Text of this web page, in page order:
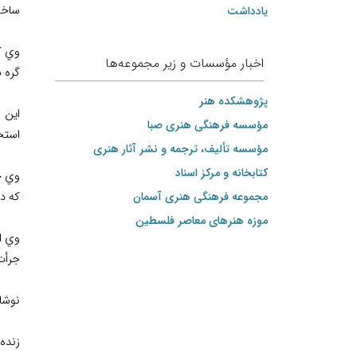
وي
وي
كه
وي
یادداشت
اخبار مؤسسات و زیر مجموعه‌ها
پژوهشکده هنر
مؤسسه فرهنگی هنری صبا
مؤسسه تألیف، ترجمه و نشر آثار هنری
کتابخانه و مرکز اسناد
مجموعه فرهنگی هنری آسمان
موزه هنرهای‌ معاصر فلسطین